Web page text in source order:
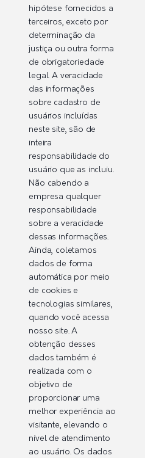
hipótese fornecidos a
terceiros, exceto por
determinação da
justiça ou outra forma
de obrigatoriedade
legal. A veracidade
das informações
sobre cadastro de
usuários incluídas
neste site, são de
inteira
responsabilidade do
usuário que as incluiu.
Não cabendo a
empresa qualquer
responsabilidade
sobre a veracidade
dessas informações.
Ainda, coletamos
dados de forma
automática por meio
de cookies e
tecnologias similares,
quando você acessa
nosso site. A
obtenção desses
dados também é
realizada com o
objetivo de
proporcionar uma
melhor experiência ao
visitante, elevando o
nível de atendimento
ao usuário. Os dados